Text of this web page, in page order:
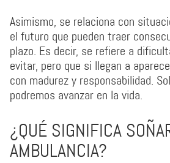
Asimismo, se relaciona con
el futuro que pueden traer
plazo. Es decir, se refiere a
evitar, pero que si llegan a
con madurez y responsabilidad.
podremos avanzar en la vida.
¿QUÉ SIGNIFICA
AMBULANCIA?